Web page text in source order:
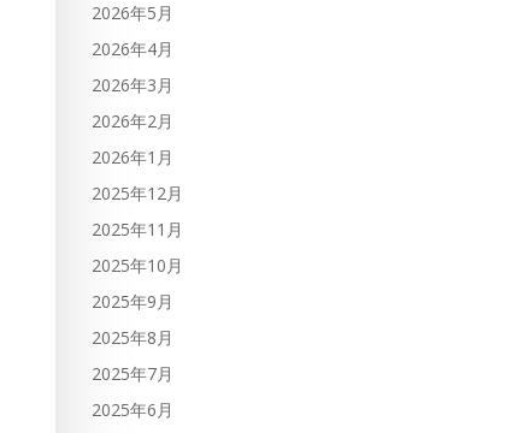
2026年5月
2026年4月
2026年3月
2026年2月
2026年1月
2025年12月
2025年11月
2025年10月
2025年9月
2025年8月
2025年7月
2025年6月